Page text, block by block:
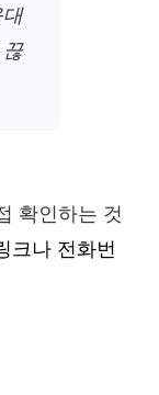
확인하는 것
크나 전화번